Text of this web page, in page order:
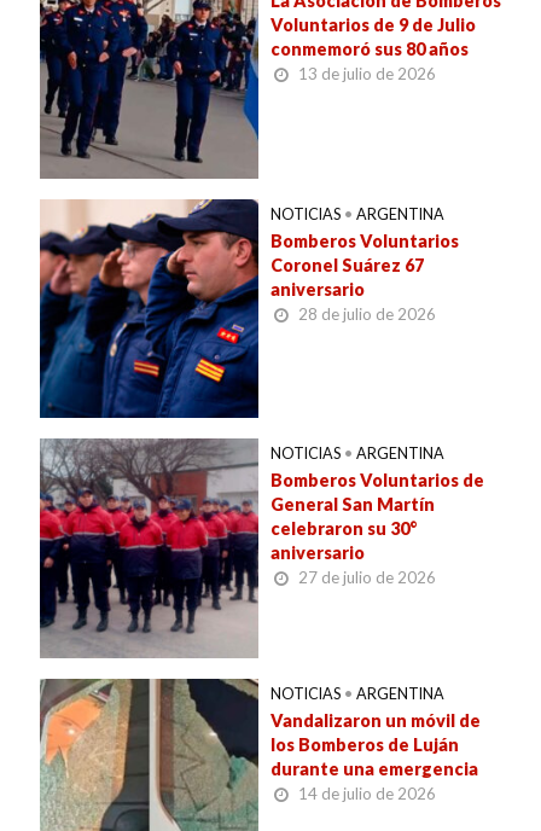
Voluntarios de 9 de Julio
conmemoró sus 80 años
13 de julio de 2026
NOTICIAS • ARGENTINA
Bomberos Voluntarios
Coronel Suárez 67
aniversario
28 de julio de 2026
NOTICIAS • ARGENTINA
Bomberos Voluntarios de
General San Martín
celebraron su 30°
aniversario
27 de julio de 2026
NOTICIAS • ARGENTINA
Vandalizaron un móvil de
los Bomberos de Luján
durante una emergencia
14 de julio de 2026